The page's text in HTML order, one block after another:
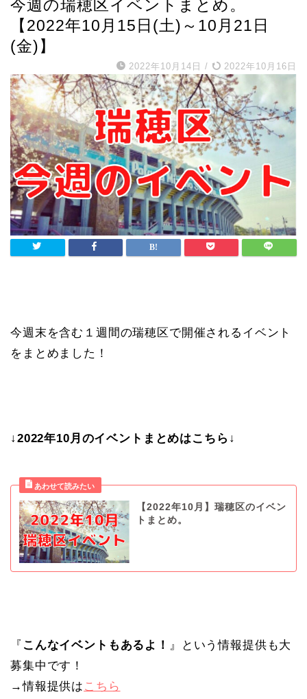
今週の瑞穂区イベントまとめ。
【2022年10月15日(土)～10月21日
(金)】
2022年10月14日 / 2022年10月16日
今週末を含む１週間の瑞穂区で開催されるイベント
をまとめました！
↓2022年10月のイベントまとめはこちら↓
【2022年10月】瑞穂区のイベン
トまとめ。
『 こんなイベントもあるよ！
』という情報提供も大
募集中です！
→情報提供は こちら